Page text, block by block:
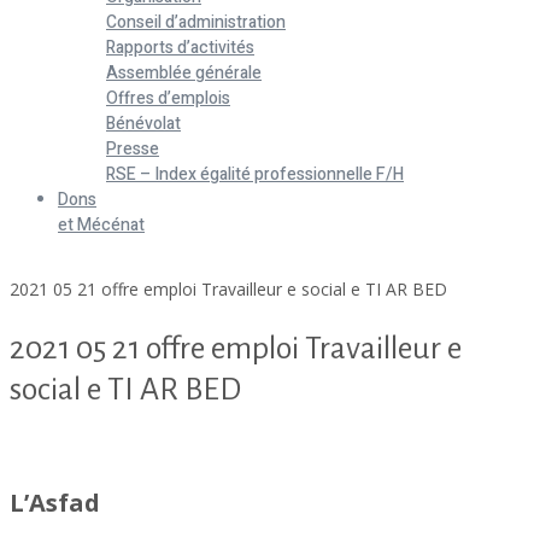
Conseil d’administration
Rapports d’activités
Assemblée générale
Offres d’emplois
Bénévolat
Presse
RSE – Index égalité professionnelle F/H
Dons
et Mécénat
2021 05 21 offre emploi Travailleur e social e TI AR BED
2021 05 21 offre emploi Travailleur e
social e TI AR BED
L’Asfad